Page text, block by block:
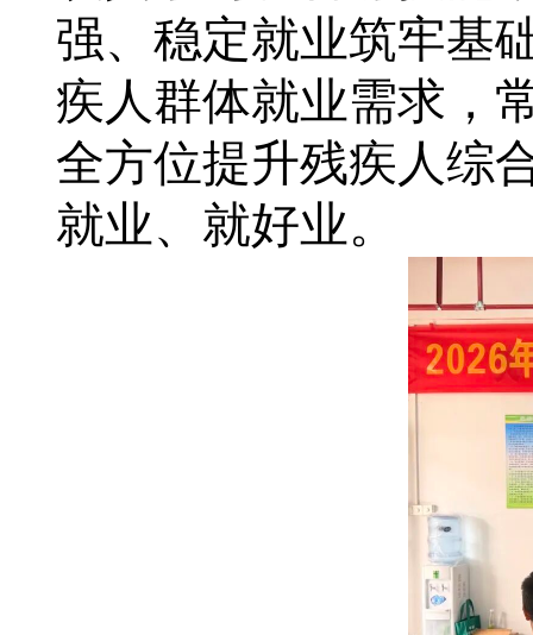
强、稳定就业筑牢基
疾人群体就业需求，
全方位提升残疾人综
就业、就好业。